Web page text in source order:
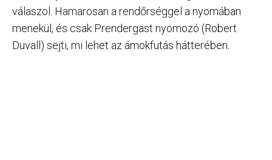
válaszol. Hamarosan a rendőrséggel a nyomában
menekül, és csak Prendergast nyomozó (Robert
Duvall) sejti, mi lehet az ámokfutás hátterében.